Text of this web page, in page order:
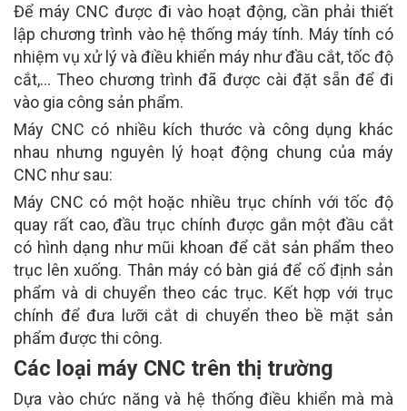
Để máy CNC được đi vào hoạt động, cần phải thiết
lập chương trình vào hệ thống máy tính. Máy tính có
nhiệm vụ xử lý và điều khiển máy như đầu cắt, tốc độ
cắt,… Theo chương trình đã được cài đặt sẵn để đi
vào gia công sản phẩm.
Máy CNC có nhiều kích thước và công dụng khác
nhau nhưng nguyên lý hoạt động chung của máy
CNC như sau:
Máy CNC có một hoặc nhiều trục chính với tốc độ
quay rất cao, đầu trục chính được gắn một đầu cắt
có hình dạng như mũi khoan để cắt sản phẩm theo
trục lên xuống. Thân máy có bàn giá để cố định sản
phẩm và di chuyển theo các trục. Kết hợp với trục
chính để đưa lưỡi cắt di chuyển theo bề mặt sản
phẩm được thi công.
Các loại máy CNC trên thị trường
Dựa vào chức năng và hệ thống điều khiển mà mà